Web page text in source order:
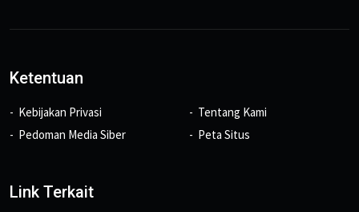
Ketentuan
Kebijakan Privasi
Pedoman Media Siber
Tentang Kami
Peta Situs
Link Terkait